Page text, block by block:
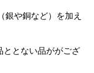
や銅など）を加え
ととない品ががござ